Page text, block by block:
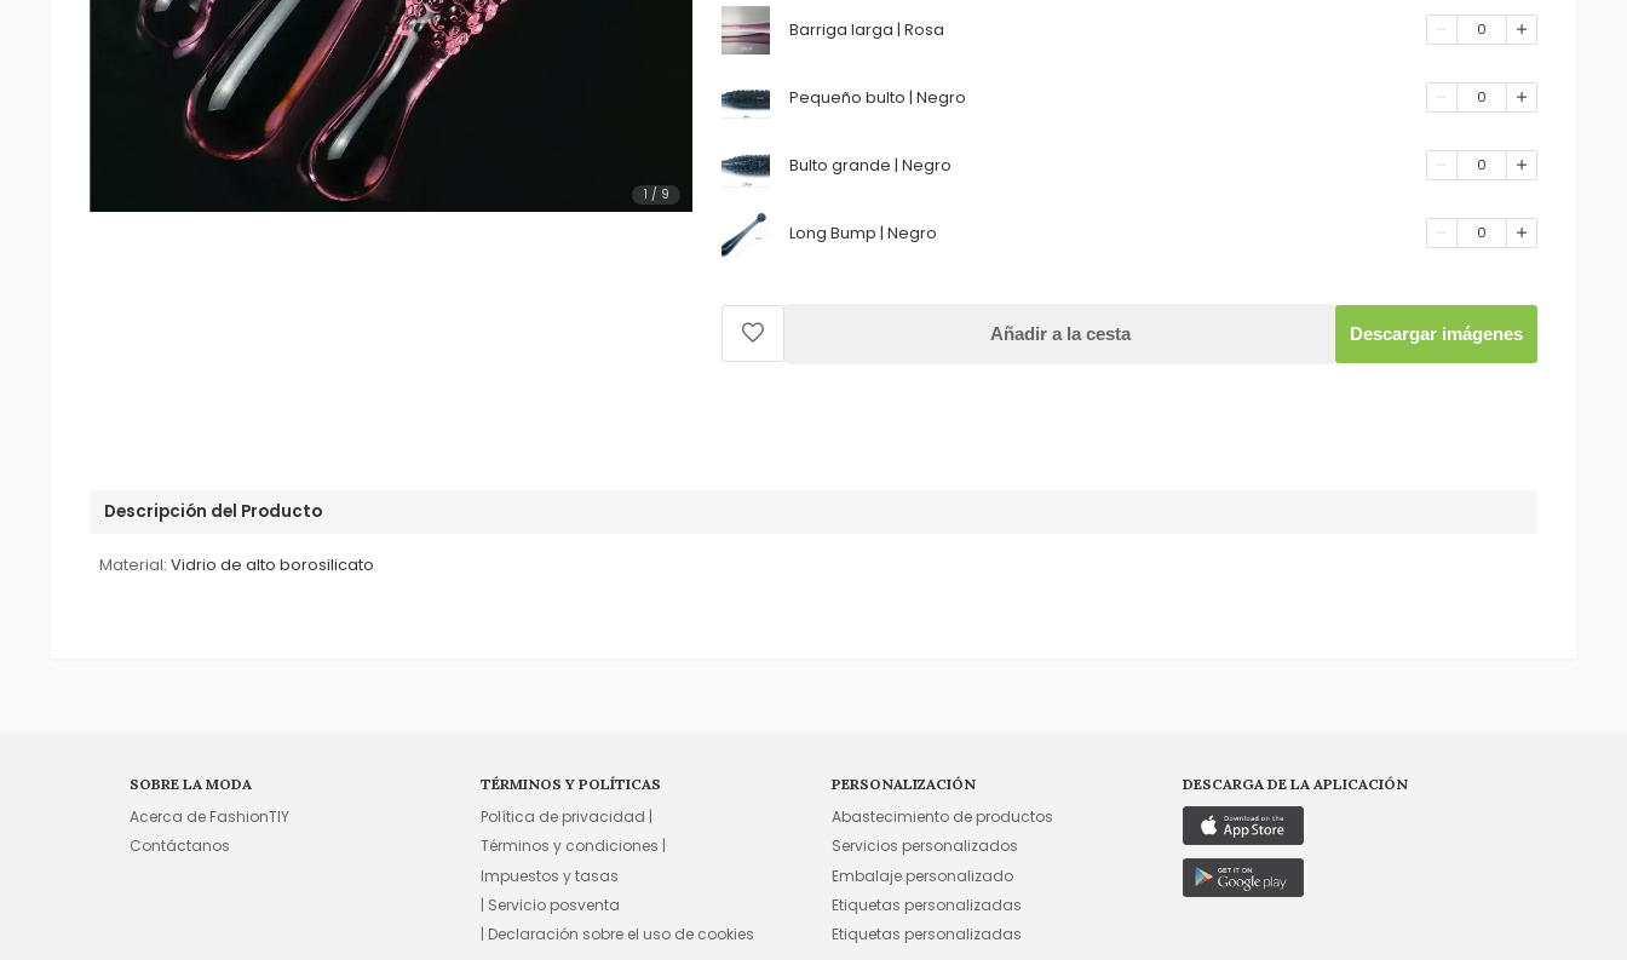
1 / 9
Barriga larga | Rosa 0
Pequeño bulto | Negro 0
Bulto grande | Negro 0
Long Bump | Negro 0
Añadir a la cesta Descargar imágenes
Descripción del Producto
Material: Vidrio de alto borosilicato
SOBRE LA MODA
Acerca de FashionTIY
Contáctanos
TÉRMINOS Y POLÍTICAS
Política de privacidad |
Términos y condiciones |
Impuestos y tasas
| Servicio posventa
| Declaración sobre el uso de cookies
PERSONALIZACIÓN
Abastecimiento de productos
Servicios personalizados
Embalaje personalizado
Etiquetas personalizadas
Etiquetas personalizadas
DESCARGA DE LA APLICACIÓN